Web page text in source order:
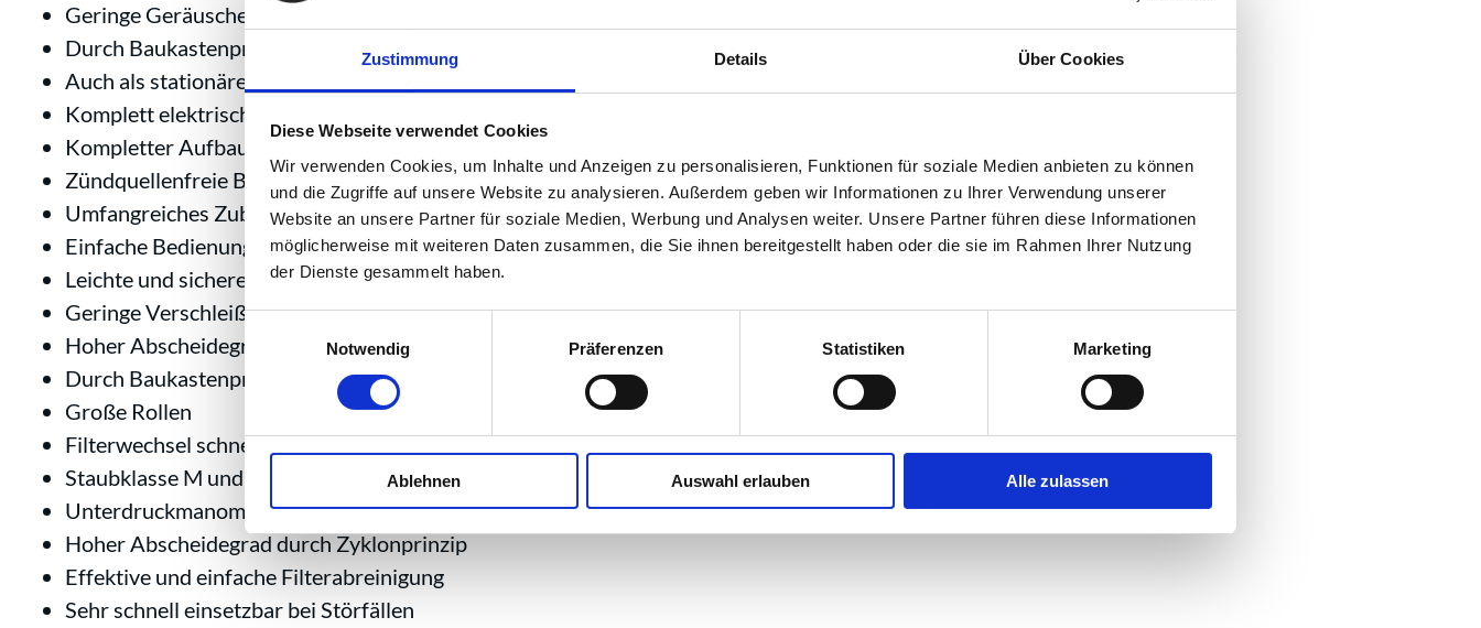
Zustimmung Details Über Cookies
Diese Webseite verwendet Cookies
Wir verwenden Cookies, um Inhalte und Anzeigen zu personalisieren, Funktionen für soziale Medien anbieten zu können
und die Zugriffe auf unsere Website zu analysieren. Außerdem geben wir Informationen zu Ihrer Verwendung unserer
Website an unsere Partner für soziale Medien, Werbung und Analysen weiter. Unsere Partner führen diese Informationen
möglicherweise mit weiteren Daten zusammen, die Sie ihnen bereitgestellt haben oder die sie im Rahmen Ihrer Nutzung
der Dienste gesammelt haben.
Einwilligungsauswahl
Notwendig
Präferenzen Statistiken Marketing
Ablehnen Auswahl erlauben Alle zulassen
Geringe Geräuschentwicklung - schallgedämmt
Durch Baukastenprinzip schnell erweiterbar
Auch als stationäre Anlage nutzbar
Komplett elektrisch leitfähig, inkl. Rollen
Kompletter Aufbau aus Edelstahl
Zündquellenfreie Bauart SZB (≙ACD)
Umfangreiches Zubehör lieferbar
Einfache Bedienung und Pflege
Leichte und sichere Entleerung
Geringe Verschleißkosten
Hoher Abscheidegrad
Durch Baukastenprinzip schnell nachrüstbar
Große Rollen
Filterwechsel schnell und werkzeuglos
Staubklasse M und H14
Unterdruckmanometer zur Filterkontrolle
Hoher Abscheidegrad durch Zyklonprinzip
Effektive und einfache Filterabreinigung
Sehr schnell einsetzbar bei Störfällen